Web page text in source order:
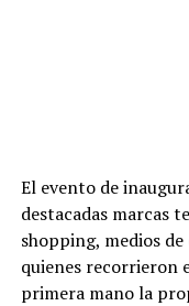
El evento de
destacadas marcas
shopping, medios
quienes recorrieron
primera mano la